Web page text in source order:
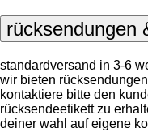
rücksendungen
standardversand in 3-6
wir bieten
kontaktiere bitte den
rücksendeetikett zu
deiner wahl auf eigene